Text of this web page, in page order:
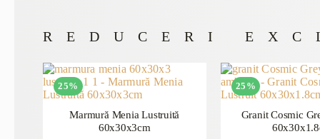
REDUCERI
25%
Marmură Menia Lustruită
60x30x3cm
25%
Granit Cosmic